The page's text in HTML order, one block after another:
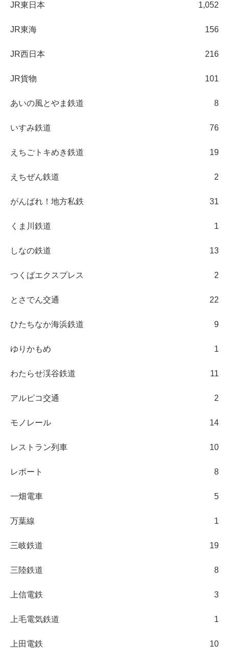
JR東日本 1,052
JR東海 156
JR西日本 216
JR貨物 101
あいの風とやま鉄道 8
いすみ鉄道 76
えちごトキめき鉄道 19
えちぜん鉄道 2
がんばれ！地方私鉄 31
くま川鉄道 1
しなの鉄道 13
つくばエクスプレス 2
とさでん交通 22
ひたちなか海浜鉄道 9
ゆりかもめ 1
わたらせ渓谷鉄道 11
アルピコ交通 2
モノレール 14
レストラン列車 10
レポート 8
一畑電車 5
万葉線 1
三岐鉄道 19
三陸鉄道 8
上信電鉄 3
上毛電気鉄道 1
上田電鉄 10